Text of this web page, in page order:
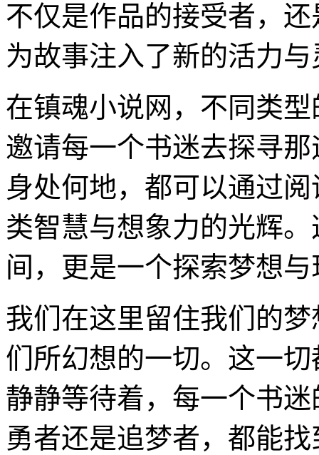
不仅是作品的接受者，
为故事注入了新的活力
在镇魂小说网，不同类
邀请每一个书迷去探寻
身处何地，都可以通过
类智慧与想象力的光辉
间，更是一个探索梦想
我们在这里留住我们的
们所幻想的一切。这一
静静等待着，每一个书
勇者还是追梦者，都能